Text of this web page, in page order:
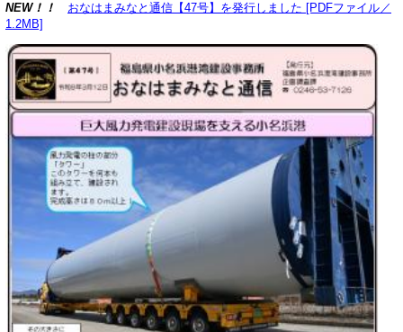
NEW！！
おなはまみなと通信【47号】を発行しました [PDFファイル／
1.2MB]